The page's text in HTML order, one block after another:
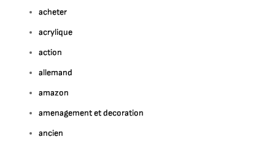
acheter
acrylique
action
allemand
amazon
amenagement et decoration
ancien